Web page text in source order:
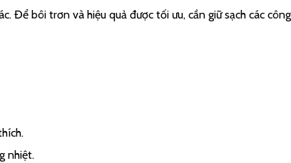
Để bôi trơn và hiệu quả được tối ưu, cần giữ sạch các
nhiệt.